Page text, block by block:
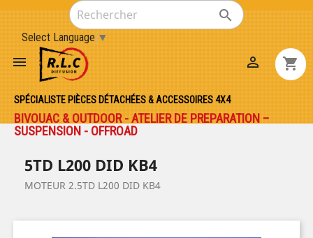

Select Language ▼
 shopping_cart

SPÉCIALISTE PIÈCES DÉTACHÉES & ACCESSOIRES 4X4
BIVOUAC & OUTDOOR - ATELIER DE PREPARATION –
SUSPENSION - OFFROAD
5TD L200 DID KB4
MOTEUR 2.5TD L200 DID KB4